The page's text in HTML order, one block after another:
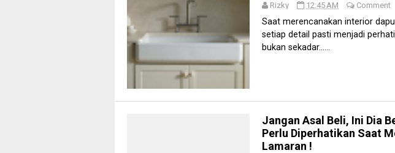
Rizky 12:45 AM Comment
Saat merencanakan interior
setiap detail pasti menjadi
bukan sekadar......
Jangan Asal Beli, Ini Dia
Perlu Diperhatikan Saat
Lamaran !